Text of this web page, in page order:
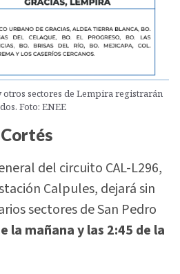
otros sectores de Lempira registrarán
Foto: ENEE
Cortés
del circuito CAL-L296,
Calpules, dejará sin
sectores de San Pedro
la mañana y las 2:45 de la